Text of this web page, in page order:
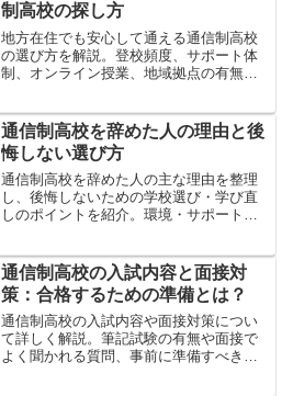
制高校の探し方
地方在住でも安心して通える通信制高校
の選び方を解説。登校頻度、サポート体
制、オンライン授業、地域拠点の有無な
通信制高校を辞めた人の理由と後
悔しない選び方
通信制高校を辞めた人の主な理由を整理
し、後悔しないための学校選び・学び直
しのポイントを紹介。環境・サポート体
通信制高校の入試内容と面接対
策：合格するための準備とは？
通信制高校の入試内容や面接対策につい
て詳しく解説。筆記試験の有無や面接で
よく聞かれる質問、事前に準備すべきポ